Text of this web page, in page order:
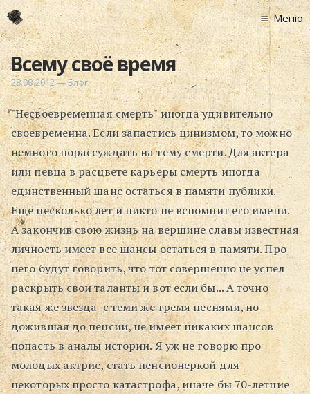
Главная
Новости
Графоманство
* Автотекст
*
* Хронограф
Арт-Рецензии
* Слушать
* Смотреть
* Читать
* По жизни
Блог
⋅
Поиск
Меню
Всему своё время
28.08.2012—Блог
"Несвоевременная смерть" иногда удивительно
своевременна. Если запастись цинизмом, то можно
немного порассуждать на тему смерти. Для актера
или певца в расцвете карьеры смерть иногда
единственный шанс остаться в памяти публики.
Еще несколько лет и никто не вспомнит его имени.
А закончив свою жизнь на вершине славы известная
личность имеет все шансы остаться в памяти. Про
него будут говорить, что тот совершенно не успел
раскрыть свои таланты и вот если бы... А точно
такая же звезда с теми же тремя песнями, но
дожившая до пенсии, не имеет никаких шансов
попасть в аналы истории. Я уж не говорю про
молодых актрис, стать пенсионеркой для
некоторых просто катастрофа, иначе бы 70-летние